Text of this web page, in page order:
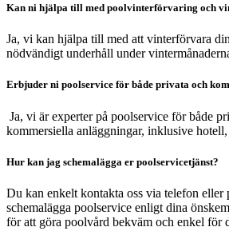
Kan ni hjälpa till med poolvinterförvaring och
Ja, vi kan hjälpa till med att vinterförvara
nödvändigt underhåll under
Erbjuder ni poolservice för både privata och
Ja, vi är experter på poolservice för både
kommersiella anläggningar, inklusive hotell,
Hur kan jag schemalägga er poolservicetjänst?
Du kan enkelt kontakta oss via telefon eller
schemalägga poolservice enligt dina
för att göra poolvård bekväm och enkel för